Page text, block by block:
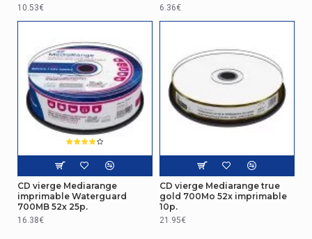
10.53€ 6.36€
CD vierge Mediarange
imprimable Waterguard
700MB 52x 25p.
16.38€
CD vierge Mediarange true
gold 700Mo 52x imprimable
10p.
21.95€